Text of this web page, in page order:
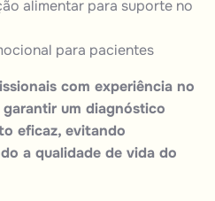
alimentar para suporte no
para pacientes
com experiência no
um diagnóstico
eficaz, evitando
a qualidade de vida do